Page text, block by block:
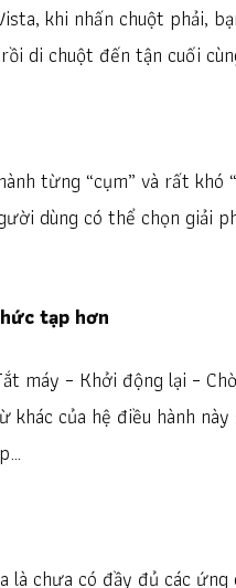
khi nhấn chuột phải,
di chuột đến tận cuối
từng “cụm” và rất khó
dùng có thể chọn giải
tạp hơn
máy – Khởi động lại –
của hệ điều hành
chưa có đầy đủ các